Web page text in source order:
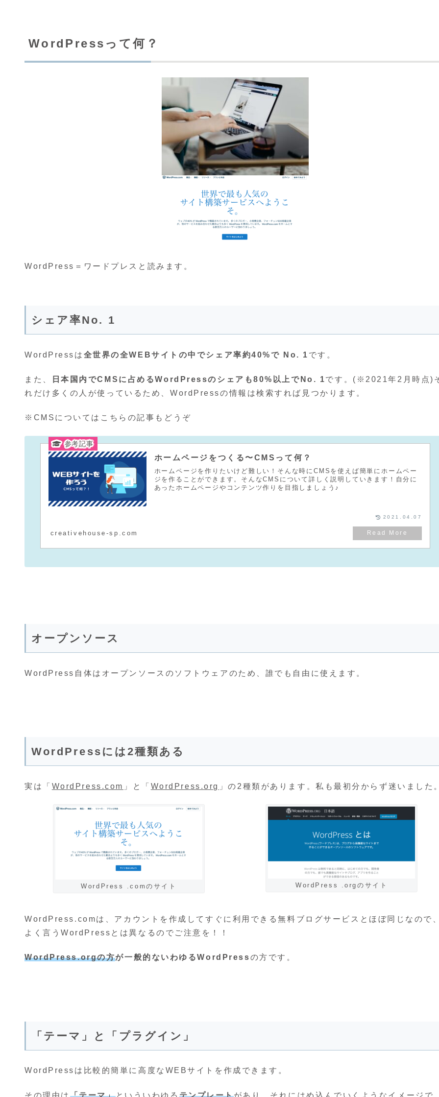
WordPressって何？
WordPress＝ワードプレスと読みます。
シェア率No. 1
WordPressは 全世界の全WEBサイトの中でシェア率約40%で No. 1 です。
また、 日本国内でCMSに占めるWordPressのシェアも80%以上でNo. 1です。(※2021年2月時点)
れだけ多くの人が使っているため、WordPressの情報は検索すれば見つかります。
※CMSについてはこちらの記事もどうぞ
ホームページをつくる〜CMSって何？
ホームページを作りたいけど難しい！そんな時にCMSを使えば簡単にホームペー
ジを作ることができます。そんなCMSについて詳しく説明していきます！自分に
あったホームページやコンテンツ作りを目指しましょう♪
creativehouse-sp.com
2021.04.07
オープンソース
WordPress自体はオープンソースのソフトウェアのため、誰でも自由に使えます。
WordPressには2種類ある
実は「 WordPress.com 」と「 WordPress.org 」の2種類があります。私も最初分からず迷いました
WordPress .comのサイト WordPress .orgのサイト
WordPress.comは、アカウントを作成してすぐに利用できる無料ブログサービスとほぼ同じなので
よく言うWordPressとは異なるのでご注意を！！
WordPress.orgの方が一般的ないわゆるWordPressの方です。
「テーマ」と「プラグイン」
WordPressは比較的簡単に高度なWEBサイトを作成できます。
その理由は 「テーマ」といういわゆる テンプレートがあり、それにはめ込んでいくようなイメージで